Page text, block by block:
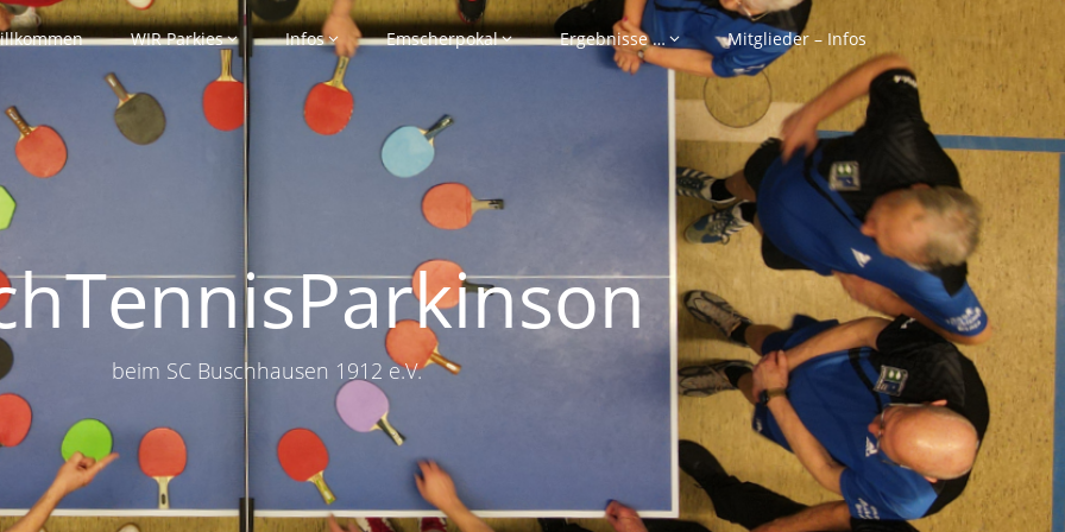
WIR Parkies Infos Emscherpokal Ergebnisse … Mitglieder – Infos
beim SC Buschhausen 1912 e.V.